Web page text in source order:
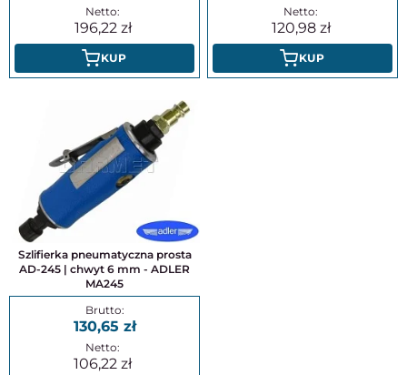
196,22
KUP
120,98
KUP
Szlifierka pneumatyczna prosta
AD-245 | chwyt 6 mm - ADLER
MA245
130,65
106,22